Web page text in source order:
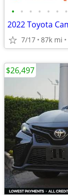
• • • • • • •
7/17 87k mi
$26,497